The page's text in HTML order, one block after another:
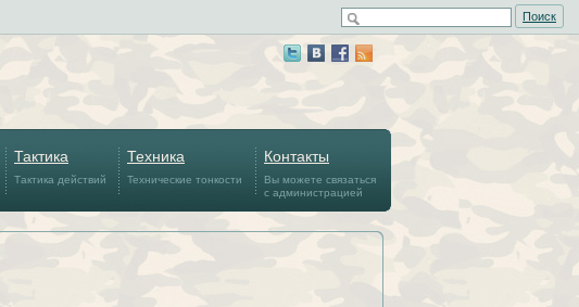
Поиск
Тактика
Тактика действий
Техника
Технические тонкости
Контакты
Вы можете связаться
с администрацией